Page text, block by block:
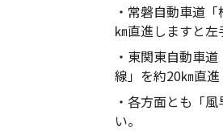
・常磐自動車道
㎞直進しますと左
・東関東自動車
線」を約20㎞直進
・各方面とも「
い。